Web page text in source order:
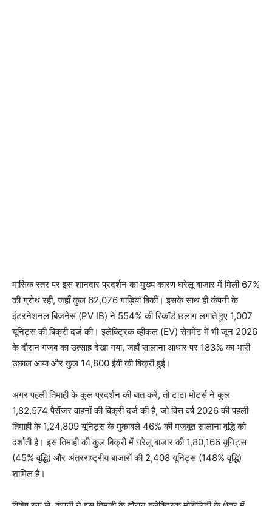
मासिक स्तर पर इस शानदार प्रदर्शन का मुख्य कारण घरेलू बाजार में मिली 67%
की ग्रोथ रही, जहाँ कुल 62,076 गाड़ियां बिकीं। इसके साथ ही कंपनी के
इंटरनेशनल बिजनेस (PV IB) ने 554% की रिकॉर्ड छलांग लगाते हुए 1,007
यूनिट्स की बिक्री दर्ज की। इलेक्ट्रिक व्हीकल (EV) सेगमेंट में भी जून 2026
के दौरान गजब का उत्साह देखा गया, जहाँ सालाना आधार पर 183% का भारी
उछाल आया और कुल 14,800 ईवी की बिक्री हुई।
अगर पहली तिमाही के कुल प्रदर्शन की बात करें, तो टाटा मोटर्स ने कुल
1,82,574 पैसेंजर वाहनों की बिक्री दर्ज की है, जो वित्त वर्ष 2026 की पहली
तिमाही के 1,24,809 यूनिट्स के मुकाबले 46% की मजबूत सालाना वृद्धि को
दर्शाती है। इस तिमाही की कुल बिक्री में घरेलू बाजार की 1,80,166 यूनिट्स
(45% वृद्धि) और अंतरराष्ट्रीय बाजारों की 2,408 यूनिट्स (148% वृद्धि)
शामिल हैं।